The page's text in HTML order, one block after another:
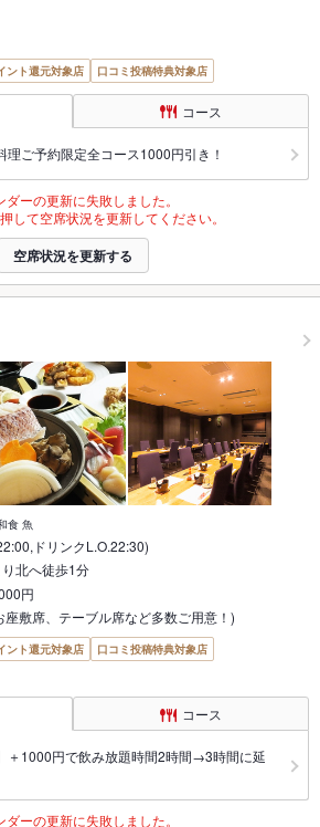
ント還元対象店 口コミ投稿特典対象店
コース
ご予約限定全コース1000円引き！
ダーの更新に失敗しました。
して空席状況を更新してください。
空席状況を更新する
食 魚
ドリンクL.O.22:30)
北へ徒歩1分
円
敷席、テーブル席など多数ご用意！)
ント還元対象店
口コミ投稿特典対象店
コース
＋1000円で飲み放題時間2時間→3時間に延
ダーの更新に失敗しました。